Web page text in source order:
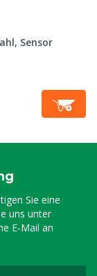
Sensor
Sie eine
uns unter
E-Mail an